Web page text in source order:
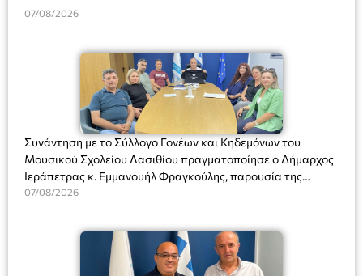
07/08/2026
Συνάντηση με το Σύλλογο Γονέων και Κηδεμόνων του
Μουσικού Σχολείου Λασιθίου πραγματοποίησε ο Δήμαρχος
Ιεράπετρας κ. Εμμανουήλ Φραγκούλης, παρουσία της
Διευθύντριας του σχολείου κας Μαριάννας Χαΐτα.
07/08/2026